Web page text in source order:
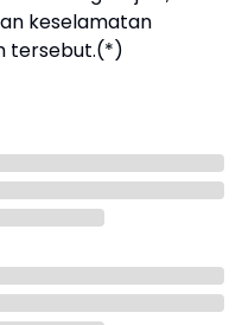
keselamatan
tersebut.(*)